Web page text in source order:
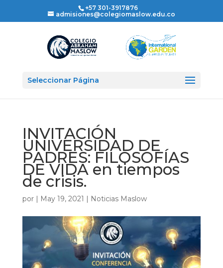
+57 301-3917876
admisiones@colegiomaslow.edu.co
Seleccionar Página
INVITACIÓN
UNIVERSIDAD DE
PADRES: FILOSOFÍAS
DE VIDA en tiempos
de crisis.
por | May 19, 2021 | Noticias Maslow